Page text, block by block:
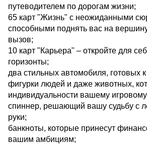
путеводителем по дорогам жизни;
65 карт "Жизнь" с неожиданными
способными поднять вас на
вызов;
10 карт "Карьера" – откройте для
горизонты;
два стильных автомобиля, готовых
фигурки людей и даже животных,
индивидуальности вашему
спиннер, решающий вашу судьбу с
руки;
банкноты, которые принесут
вашим амбициям;